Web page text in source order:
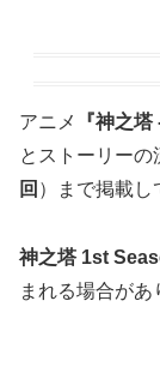
アニメ 『神之
とストーリーの
回 ）まで掲載し
神之塔 1st
まれる場合があ